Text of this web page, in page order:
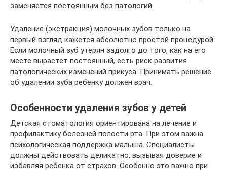
заменяется постоянным без патологий.
Удаление (экстракция) молочных зубов только на
первый взгляд кажется абсолютно простой процедурой.
Если молочный зуб утерян задолго до того, как на его
месте вырастет постоянный, есть риск развития
патологических изменений прикуса. Принимать решение
об удалении зуба ребенку должен врач.
Особенности удаления зубов у детей
Детская стоматология ориентирована на лечение и
профилактику болезней полости рта. При этом важна
психологическая поддержка малыша. Специалисты
должны действовать деликатно, вызывая доверие и
избавляя ребенка от страхов. Особенно это важно при